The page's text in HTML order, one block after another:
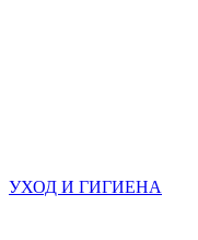
УХОД И ГИГИЕНА